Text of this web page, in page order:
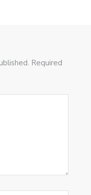
Required